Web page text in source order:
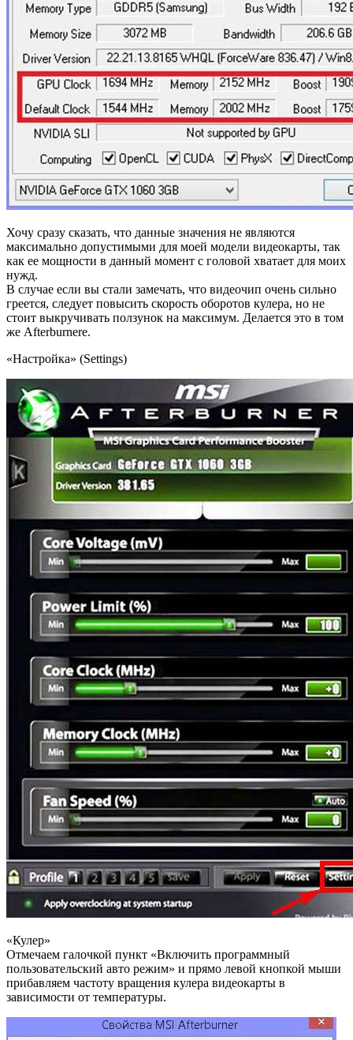
Хочу сразу сказать, что данные значения не являются
максимально допустимыми для моей модели видеокарты, так
как ее мощности в данный момент с головой хватает для моих
нужд.
В случае если вы стали замечать, что видеочип очень сильно
греется, следует повысить скорость оборотов кулера, но не
стоит выкручивать ползунок на максимум. Делается это в том
же Afterburnere.
«Настройка» (Settings)
«Кулер»
Отмечаем галочкой пункт «Включить программный
пользовательский авто режим» и прямо левой кнопкой мыши
прибавляем частоту вращения кулера видеокарты в
зависимости от температуры.